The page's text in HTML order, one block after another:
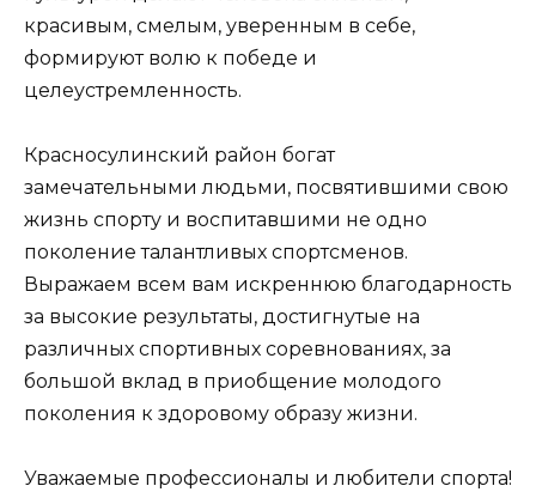
красивым, смелым, уверенным в себе,
формируют волю к победе и
целеустремленность.
Красносулинский район богат
замечательными людьми, посвятившими свою
жизнь спорту и воспитавшими не одно
поколение талантливых спортсменов.
Выражаем всем вам искреннюю благодарность
за высокие результаты, достигнутые на
различных спортивных соревнованиях, за
большой вклад в приобщение молодого
поколения к здоровому образу жизни.
Уважаемые профессионалы и любители спорта!